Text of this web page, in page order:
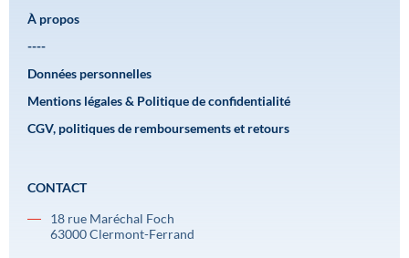
À propos
----
Données personnelles
Mentions légales & Politique de confidentialité
CGV, politiques de remboursements et retours
CONTACT
18 rue Maréchal Foch
63000 Clermont-Ferrand